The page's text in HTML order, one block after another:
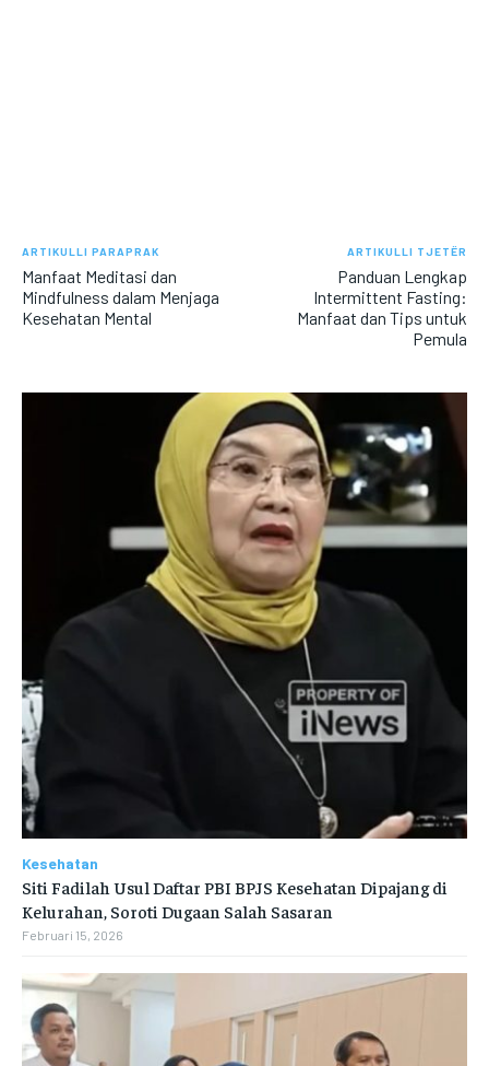
ARTIKULLI PARAPRAK
Manfaat Meditasi dan
Mindfulness dalam Menjaga
Kesehatan Mental
ARTIKULLI TJETËR
Panduan Lengkap
Intermittent Fasting:
Manfaat dan Tips untuk
Pemula
Kesehatan
Siti Fadilah Usul Daftar PBI BPJS Kesehatan Dipajang di
Kelurahan, Soroti Dugaan Salah Sasaran
Februari 15, 2026